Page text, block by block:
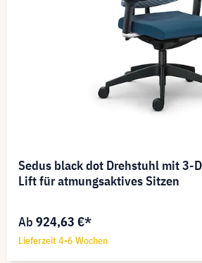
Sedus black dot Drehstuhl mit 3-
Lift für atmungsaktives Sitzen
Ab 924,63 €*
Lieferzeit 4-6 Wochen